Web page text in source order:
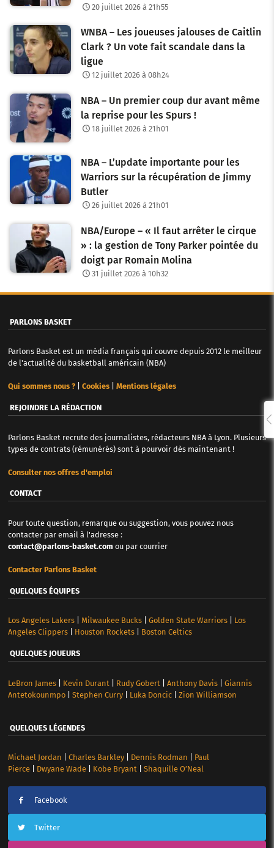
20 juillet 2026 à 21h55
WNBA – Les joueuses jalouses de Caitlin
Clark ? Un vote fait scandale dans la
ligue
12 juillet 2026 à 08h24
NBA – Un premier coup dur avant même
la reprise pour les Spurs !
18 juillet 2026 à 21h01
NBA – L’update importante pour les
Warriors sur la récupération de Jimmy
Butler
26 juillet 2026 à 21h01
NBA/Europe – « Il faut arrêter le cirque
» : la gestion de Tony Parker pointée du
doigt par Romain Molina
31 juillet 2026 à 10h32
PARLONS BASKET
Parlons Basket est un média français qui couvre depuis 2012 le meilleur
de l'actualité du basketball américain (NBA)
Qui sommes nous ?| Cookies| Mentions légales
REJOINDRE LA RÉDACTION
Parlons Basket recrute des journalistes, rédacteurs NBA à Lyon. Plusieurs
types de contrats (rémunérés) sont à pourvoir dès maintenant !
Consulter nos offres d'emploi
CONTACT
Pour toute question, remarque ou suggestion, vous pouvez nous
contacter par email à l'adresse :
contact@parlons-basket.com ou par courrier
Contacter Parlons Basket
QUELQUES ÉQUIPES
Los Angeles Lakers| Milwaukee Bucks| Golden State Warriors| Los
Angeles Clippers| Houston Rockets| Boston Celtics
QUELQUES JOUEURS
LeBron James| Kevin Durant Rudy Gobert Anthony Davis| Giannis
Antetokounmpo| Stephen Curry| Luka Doncic| Zion Williamson
QUELQUES LÉGENDES
Michael Jordan Charles Barkley| Dennis Rodman
Paul
Pierce| Dwyane Wade| Kobe Bryant| Shaquille O’Neal
Facebook
Twitter